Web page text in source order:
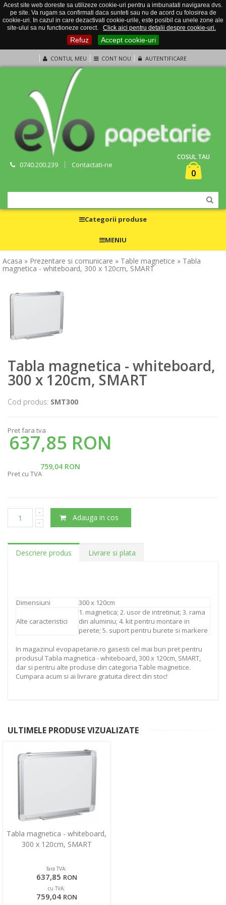
Acest site web doreste sa utilizeze cookie-uri pentru a imbunatati navigarea dvs.
pe site. Va rugam sa confirmati daca sunteti sau nu de acord cu folosirea de
cookie-uri. In cazul in care dezactivati cookie-urile, este posibil ca unele zone ale
site-ului sa nu functioneze corect.
Click aici pentru detalii despre cookie-uri.
Refuz Accept cookie-uri
CONTUL MEU CONT NOU AUTENTIFICARE
0740.200.239 Contactati-ne
COSUL TAU
0
Categorii produse
MENIU
Acasa » Prezentare si comunicare » Table magnetice » Tabla
magnetica - whiteboard, 300 x 120cm, SMART
Tabla magnetica - whiteboard,
300 x 120cm, SMART
Cod produs: SMT300
Pret fara tva
637,85 RON
759,04 RON
Pret cu TVA
Adauga in cos
Descriere produs Livrare si plata
Dimensiuni 300 x 120cm
Alte caracteristici
1. magnetica; 2. usor de intretinut; 3. rama
din aluminiu; 4. kit pentru montare in
perete; 5. suport pentru burete si markere
In magazinul evopapetarie.ro gasesti cel mai bun pret pentru
produsul Tabla magnetica - whiteboard, 300 x 120cm, SMART,
dar si pentru alte produse din categoria Table magnetice.
Cumpara acum si ai livrare gratuita direct din stoc!
ULTIMELE PRODUSE VIZUALIZATE
Tabla magnetica - whiteboard,
300 x 120cm, SMART
fara TVA:
637,85 RON
cu TVA:
759,04 RON